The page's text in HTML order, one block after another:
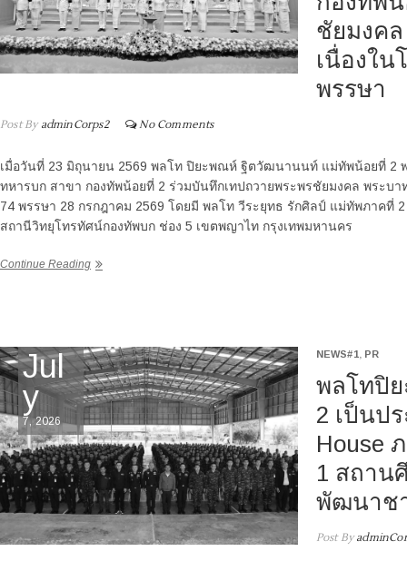
ชัยมงคล
เนื่องใ
พรรษา
Post ByadminCorps2 No Comments
เมื่อวันที่ 23 มิถุนายน 2569 พลโท ปิยะพณห์ ฐิตวัฒนานนท์ แม่ทัพน้อยที่
ทหารบก สาขา กองทัพน้อยที่ 2 ร่วมบันทึกเทปถวายพระพรชัยมงคล พระบ
74 พรรษา 28 กรกฎาคม 2569 โดยมี พลโท วีระยุทธ รักศิลป์ แม่ทัพภาคที่
สถานีวิทยุโทรทัศน์กองทัพบก ช่อง 5 เขตพญาไท กรุงเทพมหานคร
Continue Reading
Jul
y
7, 2026
NEWS#1 PR
พลโทปิ
2 เป็นป
House
1 สถา
พัฒนาช
Post By